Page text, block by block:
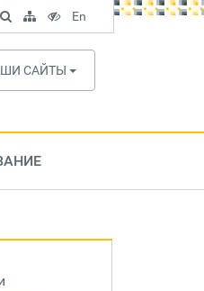
САЙТЫ
Поиск
по
сайту
Карта
сайта
Версия
для
слабовидящих
En
English